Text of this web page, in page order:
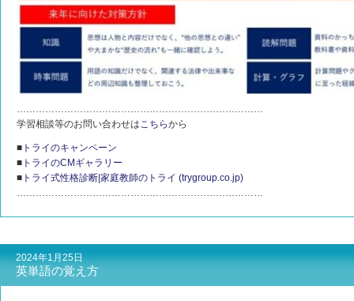
……………………………………………………………………
学習相談等のお問い合わせはこちらから
■ トライのキャンペーン
■ トライのCMギャラリー
■ トライ式性格診断|家庭教師のトライ (trygroup.co.jp)
……………………………………………………………………
2024年1月25日
英単語の覚え方